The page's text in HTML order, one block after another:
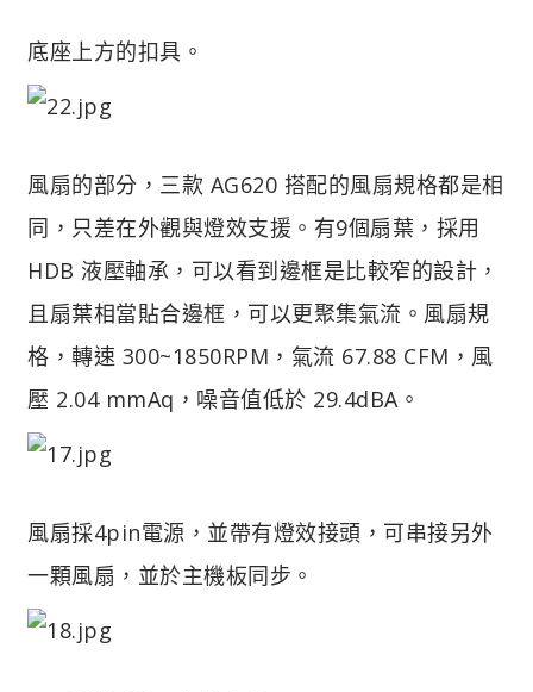
底座上方的扣具。
風扇的部分，三款 AG620 搭配的風扇規格都是相
同，只差在外觀與燈效支援。有9個扇葉，採用
HDB 液壓軸承，可以看到邊框是比較窄的設計，
且扇葉相當貼合邊框，可以更聚集氣流。風扇規
格，轉速 300~1850RPM，氣流 67.88 CFM，風
壓 2.04 mmAq，噪音值低於 29.4dBA。
風扇採4pin電源，並帶有燈效接頭，可串接另外
一顆風扇，並於主機板同步。